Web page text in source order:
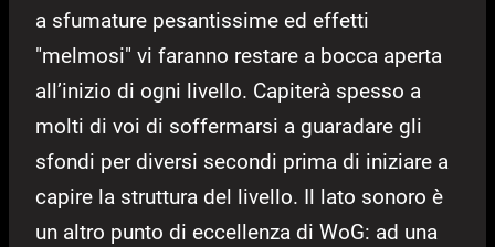
a sfumature pesantissime ed effetti
"melmosi" vi faranno restare a bocca aperta
all’inizio di ogni livello. Capiterà spesso a
molti di voi di soffermarsi a guaradare gli
sfondi per diversi secondi prima di iniziare a
capire la struttura del livello. Il lato sonoro è
un altro punto di eccellenza di WoG: ad una